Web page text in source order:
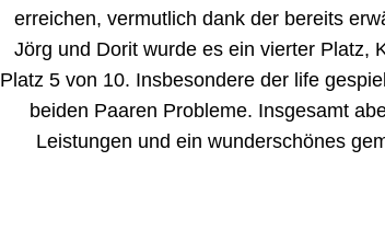
erreichen, vermutlich dank der bereits
Jörg und Dorit wurde es ein vierter Platz,
Platz 5 von 10. Insbesondere der life
beiden Paaren Probleme. Insgesamt
Leistungen und ein wunderschönes